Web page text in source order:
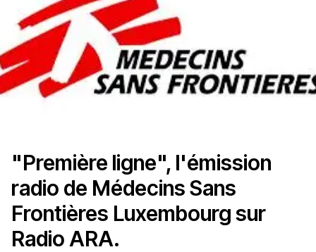
"Première ligne", l'émission
radio de Médecins Sans
Frontières Luxembourg sur
Radio ARA.